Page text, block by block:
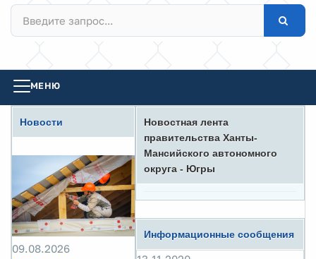
МЕНЮ
Новости
09.08.2026
Новостная лента
правительства Ханты-
Мансийского автономного
округа - Югры
Информационные сообщения